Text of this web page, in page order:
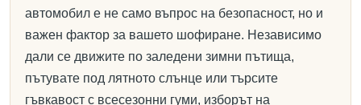
автомобил е не само въпрос на безопасност, но и
важен фактор за вашето шофиране. Независимо
дали се движите по заледени зимни пътища,
пътувате под лятното слънце или търсите
гъвкавост с всесезонни гуми, изборът на